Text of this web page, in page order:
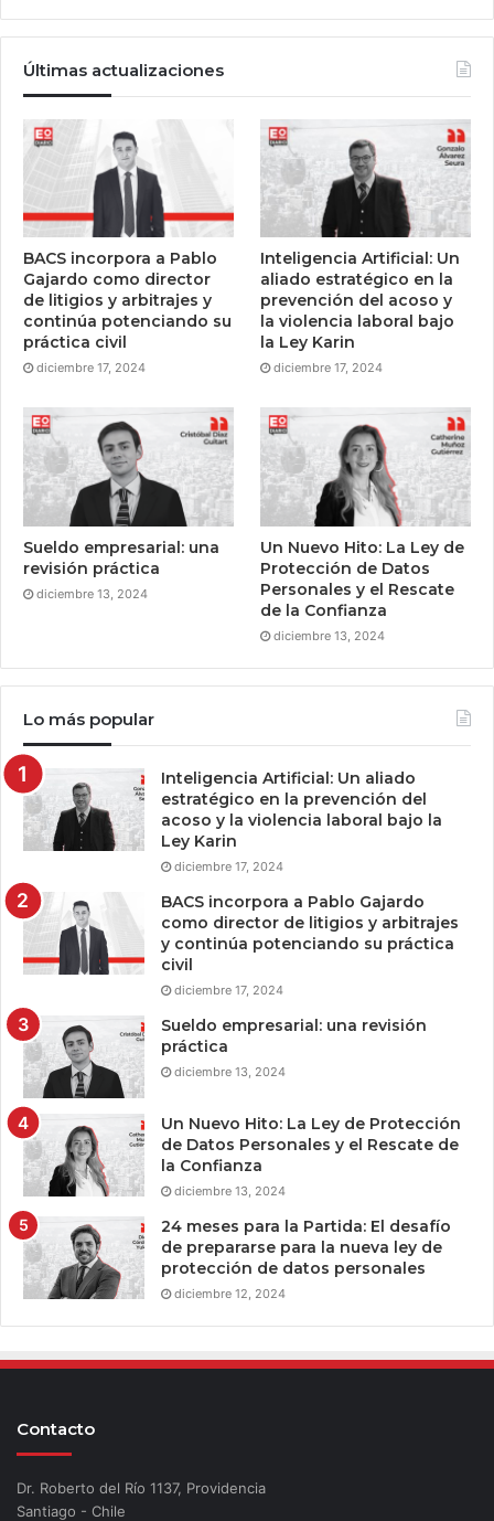
Últimas actualizaciones
BACS incorpora a Pablo
Gajardo como director
de litigios y arbitrajes y
continúa potenciando su
práctica civil
diciembre 17, 2024
Inteligencia Artificial: Un
aliado estratégico en la
prevención del acoso y
la violencia laboral bajo
la Ley Karin
diciembre 17, 2024
Sueldo empresarial: una
revisión práctica
diciembre 13, 2024
Un Nuevo Hito: La Ley de
Protección de Datos
Personales y el Rescate
de la Confianza
diciembre 13, 2024
Lo más popular
Inteligencia Artificial: Un aliado
estratégico en la prevención del
acoso y la violencia laboral bajo la
Ley Karin
diciembre 17, 2024
BACS incorpora a Pablo Gajardo
como director de litigios y arbitrajes
y continúa potenciando su práctica
civil
diciembre 17, 2024
Sueldo empresarial: una revisión
práctica
diciembre 13, 2024
Un Nuevo Hito: La Ley de Protección
de Datos Personales y el Rescate de
la Confianza
diciembre 13, 2024
24 meses para la Partida: El desafío
de prepararse para la nueva ley de
protección de datos personales
diciembre 12, 2024
Contacto
Dr. Roberto del Río 1137, Providencia
Santiago - Chile